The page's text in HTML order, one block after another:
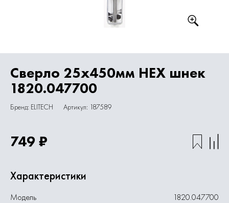
Сверло 25х450мм HEX шнек
1820.047700
Бренд: ELITECH Артикул: 187589
749 ₽
Характеристики
Модель 1820.047700